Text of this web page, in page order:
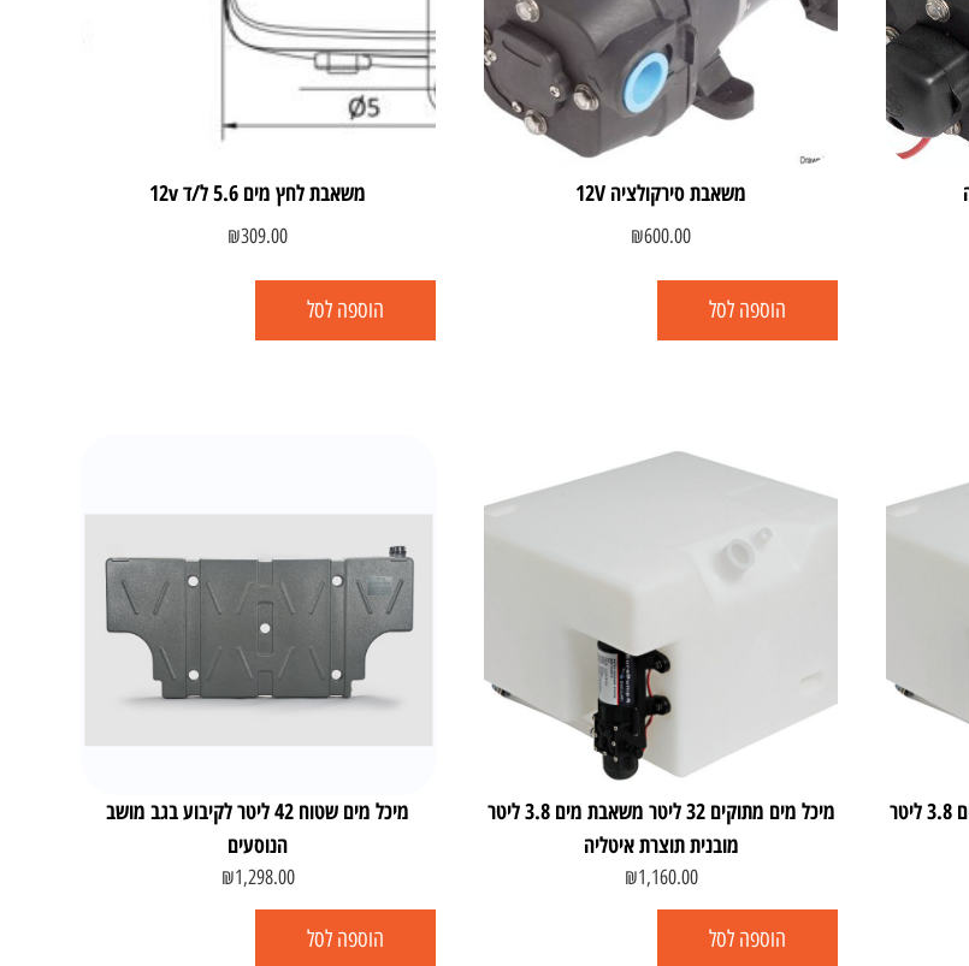
משאבת סירקולציה 12V
₪600.00
הוספה לסל
משאבת לחץ מים 5.6 ל/ד 12v
₪309.00
הוספה לסל
מיכל מים מתוקים 49 ליטר משאבת מים 3.8 ליטר
מיכל מים מתוקים 32 ליטר משאבת מים 3.8 ליטר
מובנית תוצרת איטליה
₪1,160.00
הוספה לסל
מיכל מים שטוח 42 ליטר לקיבוע בגב מושב
הנוסעים
₪1,298.00
הוספה לסל